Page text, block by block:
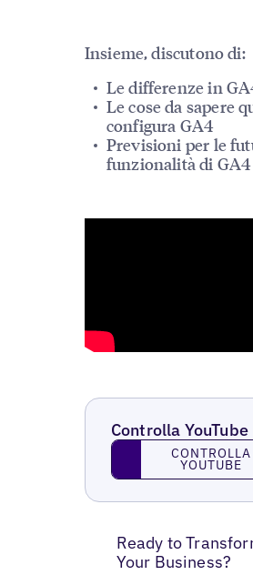
Insieme, discutono di:
Le differenze in
Le cose da sapere
configura GA4
Previsioni per le
funzionalità di GA4
Controlla YouTube
Controlla YouTube
CONTROLLA
YOUTUBE
Ready to
Your Business?